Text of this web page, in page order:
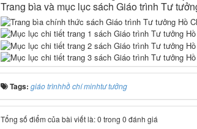
Trang bìa và mục lục sách Giáo trình Tư
Tags: giáo trìnhhồ chí minhtư tưởng
Tổng số điểm của bài viết là: 0 trong 0 đánh giá